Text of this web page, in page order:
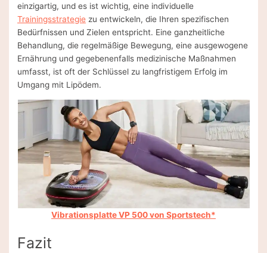
einzigartig, und es ist wichtig, eine individuelle
Trainingsstrategie zu entwickeln, die Ihren spezifischen
Bedürfnissen und Zielen entspricht. Eine ganzheitliche
Behandlung, die regelmäßige Bewegung, eine ausgewogene
Ernährung und gegebenenfalls medizinische Maßnahmen
umfasst, ist oft der Schlüssel zu langfristigem Erfolg im
Umgang mit Lipödem.
Vibrationsplatte VP 500 von Sportstech*
Fazit